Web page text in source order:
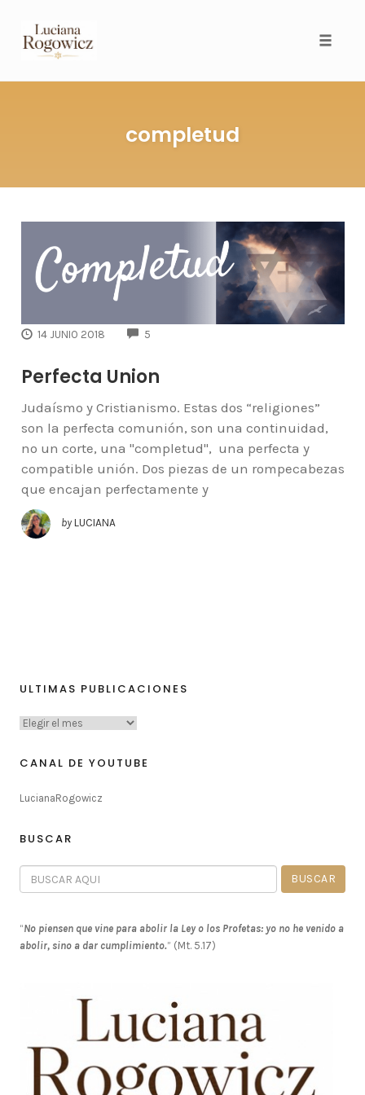
completud
14 JUNIO 2018 5
Perfecta Union
Judaísmo y Cristianismo. Estas dos “religiones”
son la perfecta comunión, son una continuidad,
no un corte, una "completud", una perfecta y
compatible unión. Dos piezas de un rompecabezas
que encajan perfectamente y
by LUCIANA
ULTIMAS PUBLICACIONES
CANAL DE YOUTUBE
LucianaRogowicz
BUSCAR
“No piensen que vine para abolir la Ley o los Profetas: yo no he venido a
abolir, sino a dar cumplimiento.” (Mt. 5.17)